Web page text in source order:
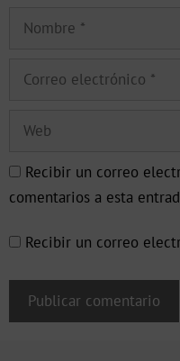
Recibir un correo
comentarios a esta
Recibir un correo